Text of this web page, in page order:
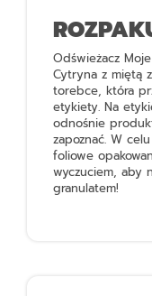
Odświeżacz
Cytryna z miętą
torebce, która
etykiety. Na
odnośnie
zapoznać. W
foliowe
wyczuciem, aby
granulatem!